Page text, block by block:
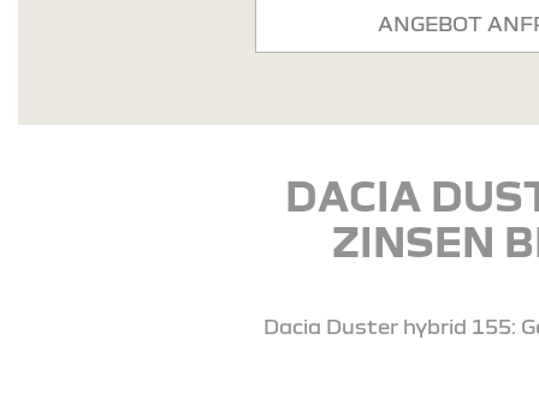
ANGEBOT
DACIA
ZINSEN
Dacia Duster hybrid 155: